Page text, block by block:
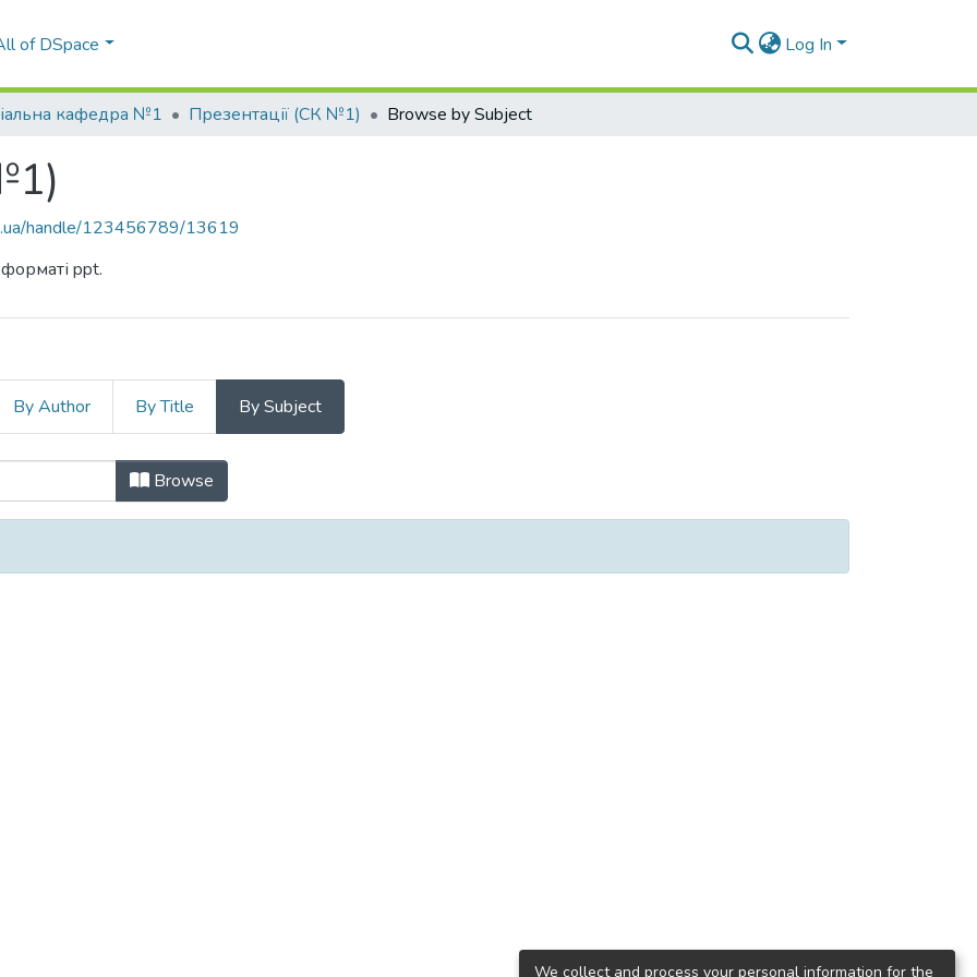
of DSpace Log In
кафедра №1 Презентації (СК №1) Browse by Subject
handle/123456789/13619
ppt.
By Author By Title By Subject
№1) by Subject
Browse
We collect and process your personal information for the